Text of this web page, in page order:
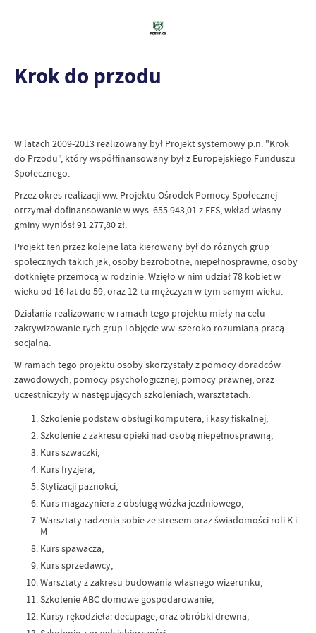
Krok do przodu
W latach 2009-2013 realizowany był Projekt systemowy p.n. "Krok
do Przodu", który współfinansowany był z Europejskiego Funduszu
Społecznego.
Przez okres realizacji ww. Projektu Ośrodek Pomocy Społecznej
otrzymał dofinansowanie w wys. 655 943,01 z EFS, wkład własny
gminy wyniósł 91 277,80 zł.
Projekt ten przez kolejne lata kierowany był do różnych grup
społecznych takich jak; osoby bezrobotne, niepełnosprawne, osoby
dotknięte przemocą w rodzinie. Wzięło w nim udział 78 kobiet w
wieku od 16 lat do 59, oraz 12-tu mężczyzn w tym samym wieku.
Działania realizowane w ramach tego projektu miały na celu
zaktywizowanie tych grup i objęcie ww. szeroko rozumianą pracą
socjalną.
W ramach tego projektu osoby skorzystały z pomocy doradców
zawodowych, pomocy psychologicznej, pomocy prawnej, oraz
uczestniczyły w następujących szkoleniach, warsztatach:
Szkolenie podstaw obsługi komputera, i kasy fiskalnej,
Szkolenie z zakresu opieki nad osobą niepełnosprawną,
Kurs szwaczki,
Kurs fryzjera,
Stylizacji paznokci,
Kurs magazyniera z obsługą wózka jezdniowego,
Warsztaty radzenia sobie ze stresem oraz świadomości roli K i
M
Kurs spawacza,
Kurs sprzedawcy,
Warsztaty z zakresu budowania własnego wizerunku,
Szkolenie ABC domowe gospodarowanie,
Kursy rękodzieła: decupage, oraz obróbki drewna,